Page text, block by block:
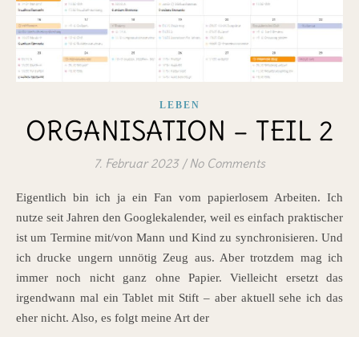
LEBEN
ORGANISATION – TEIL 2
7. Februar 2023 / No Comments
Eigentlich bin ich ja ein Fan vom papierlosem Arbeiten. Ich
nutze seit Jahren den Googlekalender, weil es einfach praktischer
ist um Termine mit/von Mann und Kind zu synchronisieren. Und
ich drucke ungern unnötig Zeug aus. Aber trotzdem mag ich
immer noch nicht ganz ohne Papier. Vielleicht ersetzt das
irgendwann mal ein Tablet mit Stift – aber aktuell sehe ich das
eher nicht. Also, es folgt meine Art der